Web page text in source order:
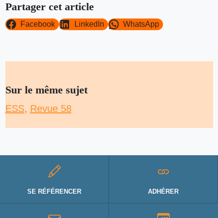
Partager cet article
Facebook LinkedIn WhatsApp
Sur le même sujet
ESS, Revue 58
SE RÉFÉRENCER ADHÉRER